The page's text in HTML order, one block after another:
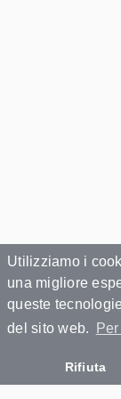
Utilizziamo i
una migliore
queste
del sito web.
Rifiuta